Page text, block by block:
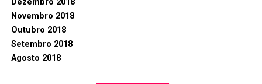
Dezembro 2018
Novembro 2018
Outubro 2018
Setembro 2018
Agosto 2018